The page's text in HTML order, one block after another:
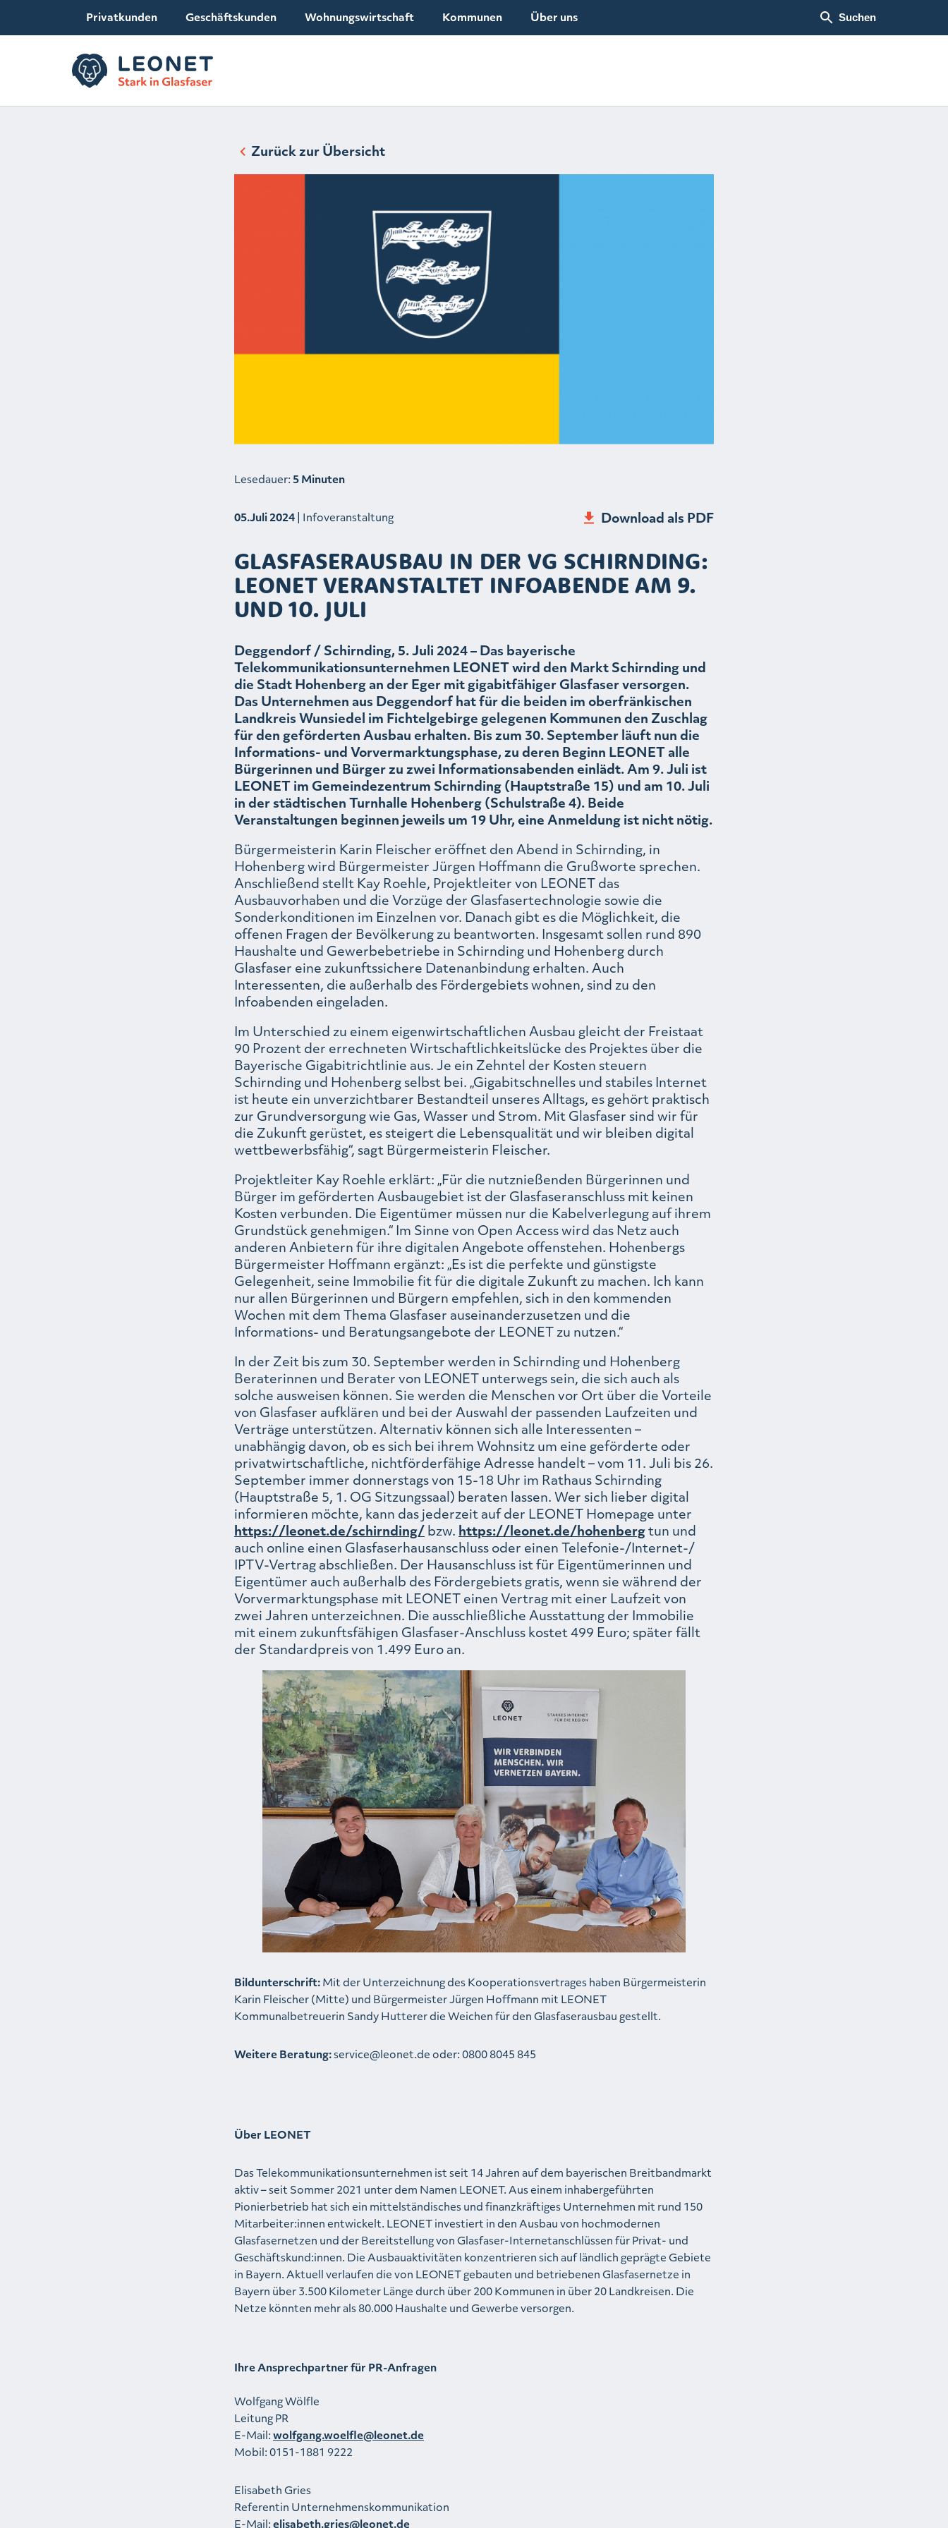
Privatkunden Geschäftskunden Wohnungswirtschaft Kommunen Über uns Suchen
Zurück zur Übersicht
Lesedauer: 5 Minuten
05.Juli 2024| Infoveranstaltung Download als PDF
GLASFASERAUSBAU IN DER VG SCHIRNDING:
LEONET VERANSTALTET INFOABENDE AM 9.
UND 10. JULI
Deggendorf / Schirnding, 5. Juli 2024 – Das bayerische
Telekommunikationsunternehmen LEONET wird den Markt Schirnding und
die Stadt Hohenberg an der Eger mit gigabitfähiger Glasfaser versorgen.
Das Unternehmen aus Deggendorf hat für die beiden im oberfränkischen
Landkreis Wunsiedel im Fichtelgebirge gelegenen Kommunen den Zuschlag
für den geförderten Ausbau erhalten. Bis zum 30. September läuft nun die
Informations- und Vorvermarktungsphase, zu deren Beginn LEONET alle
Bürgerinnen und Bürger zu zwei Informationsabenden einlädt. Am 9. Juli ist
LEONET im Gemeindezentrum Schirnding (Hauptstraße 15) und am 10. Juli
in der städtischen Turnhalle Hohenberg (Schulstraße 4). Beide
Veranstaltungen beginnen jeweils um 19 Uhr, eine Anmeldung ist nicht nötig.
Bürgermeisterin Karin Fleischer eröffnet den Abend in Schirnding, in
Hohenberg wird Bürgermeister Jürgen Hoffmann die Grußworte sprechen.
Anschließend stellt Kay Roehle, Projektleiter von LEONET das
Ausbauvorhaben und die Vorzüge der Glasfasertechnologie sowie die
Sonderkonditionen im Einzelnen vor. Danach gibt es die Möglichkeit, die
offenen Fragen der Bevölkerung zu beantworten. Insgesamt sollen rund 890
Haushalte und Gewerbebetriebe in Schirnding und Hohenberg durch
Glasfaser eine zukunftssichere Datenanbindung erhalten. Auch
Interessenten, die außerhalb des Fördergebiets wohnen, sind zu den
Infoabenden eingeladen.
Im Unterschied zu einem eigenwirtschaftlichen Ausbau gleicht der Freistaat
90 Prozent der errechneten Wirtschaftlichkeitslücke des Projektes über die
Bayerische Gigabitrichtlinie aus. Je ein Zehntel der Kosten steuern
Schirnding und Hohenberg selbst bei. „Gigabitschnelles und stabiles Internet
ist heute ein unverzichtbarer Bestandteil unseres Alltags, es gehört praktisch
zur Grundversorgung wie Gas, Wasser und Strom. Mit Glasfaser sind wir für
die Zukunft gerüstet, es steigert die Lebensqualität und wir bleiben digital
wettbewerbsfähig“, sagt Bürgermeisterin Fleischer.
Projektleiter Kay Roehle erklärt: „Für die nutznießenden Bürgerinnen und
Bürger im geförderten Ausbaugebiet ist der Glasfaseranschluss mit keinen
Kosten verbunden. Die Eigentümer müssen nur die Kabelverlegung auf ihrem
Grundstück genehmigen.“ Im Sinne von Open Access wird das Netz auch
anderen Anbietern für ihre digitalen Angebote offenstehen. Hohenbergs
Bürgermeister Hoffmann ergänzt: „Es ist die perfekte und günstigste
Gelegenheit, seine Immobilie fit für die digitale Zukunft zu machen. Ich kann
nur allen Bürgerinnen und Bürgern empfehlen, sich in den kommenden
Wochen mit dem Thema Glasfaser auseinanderzusetzen und die
Informations- und Beratungsangebote der LEONET zu nutzen.“
In der Zeit bis zum 30. September werden in Schirnding und Hohenberg
Beraterinnen und Berater von LEONET unterwegs sein, die sich auch als
solche ausweisen können. Sie werden die Menschen vor Ort über die Vorteile
von Glasfaser aufklären und bei der Auswahl der passenden Laufzeiten und
Verträge unterstützen. Alternativ können sich alle Interessenten –
unabhängig davon, ob es sich bei ihrem Wohnsitz um eine geförderte oder
privatwirtschaftliche, nichtförderfähige Adresse handelt – vom 11. Juli bis 26.
September immer donnerstags von 15-18 Uhr im Rathaus Schirnding
(Hauptstraße 5, 1. OG Sitzungssaal) beraten lassen. Wer sich lieber digital
informieren möchte, kann das jederzeit auf der LEONET Homepage unter
https://leonet.de/schirnding/ bzw. https://leonet.de/hohenbergtun und
auch online einen Glasfaserhausanschluss oder einen Telefonie-/Internet-/
IPTV-Vertrag abschließen. Der Hausanschluss ist für Eigentümerinnen und
Eigentümer auch außerhalb des Fördergebiets gratis, wenn sie während der
Vorvermarktungsphase mit LEONET einen Vertrag mit einer Laufzeit von
zwei Jahren unterzeichnen. Die ausschließliche Ausstattung der Immobilie
mit einem zukunftsfähigen Glasfaser-Anschluss kostet 499 Euro; später fällt
der Standardpreis von 1.499 Euro an.
Bildunterschrift:Mit der Unterzeichnung des Kooperationsvertrages haben Bürgermeisterin
Karin Fleischer (Mitte) und Bürgermeister Jürgen Hoffmann mit LEONET
Kommunalbetreuerin Sandy Hutterer die Weichen für den Glasfaserausbau gestellt.
Weitere Beratung:service@leonet.de oder: 0800 8045 845
Über LEONET
Das Telekommunikationsunternehmen ist seit 14 Jahren auf dem bayerischen Breitbandmarkt
aktiv – seit Sommer 2021 unter dem Namen LEONET. Aus einem inhabergeführten
Pionierbetrieb hat sich ein mittelständisches und finanzkräftiges Unternehmen mit rund 150
Mitarbeiter:innen entwickelt. LEONET investiert in den Ausbau von hochmodernen
Glasfasernetzen und der Bereitstellung von Glasfaser-Internetanschlüssen für Privat- und
Geschäftskund:innen. Die Ausbauaktivitäten konzentrieren sich auf ländlich geprägte Gebiete
in Bayern. Aktuell verlaufen die von LEONET gebauten und betriebenen Glasfasernetze in
Bayern über 3.500 Kilometer Länge durch über 200 Kommunen in über 20 Landkreisen. Die
Netze könnten mehr als 80.000 Haushalte und Gewerbe versorgen.
Ihre Ansprechpartner für PR-Anfragen
Wolfgang Wölfle
Leitung PR
E-Mail:wolfgang.woelfle@leonet.de
Mobil: 0151-1881 9222
Elisabeth Gries
Referentin Unternehmenskommunikation
E-Mail:elisabeth.gries@leonet.de